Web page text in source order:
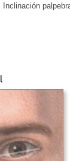
Inclinación